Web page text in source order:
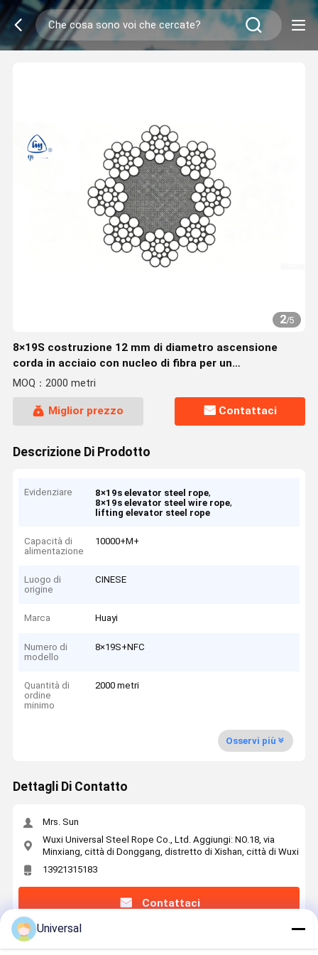
2/5
8×19S costruzione 12 mm di diametro ascensione
corda in acciaio con nucleo di fibra per un
funzionamento regolare
MOQ：2000 metri
Miglior prezzo Contattaci
Descrizione Di Prodotto
Evidenziare 8×19s elevator steel rope,
8×19s elevator steel wire rope,
lifting elevator steel rope
Capacità di
alimentazione
10000+M+
Luogo di
origine
CINESE
Marca Huayi
Numero di
modello
8×19S+NFC
Quantità di
ordine
minimo
2000 metri
Osservi più
Dettagli Di Contatto
Mrs. Sun
Wuxi Universal Steel Rope Co., Ltd. Aggiungi: NO.18, via
Minxiang, città di Donggang, distretto di Xishan, città di Wuxi
13921315183
Contattaci
Universal